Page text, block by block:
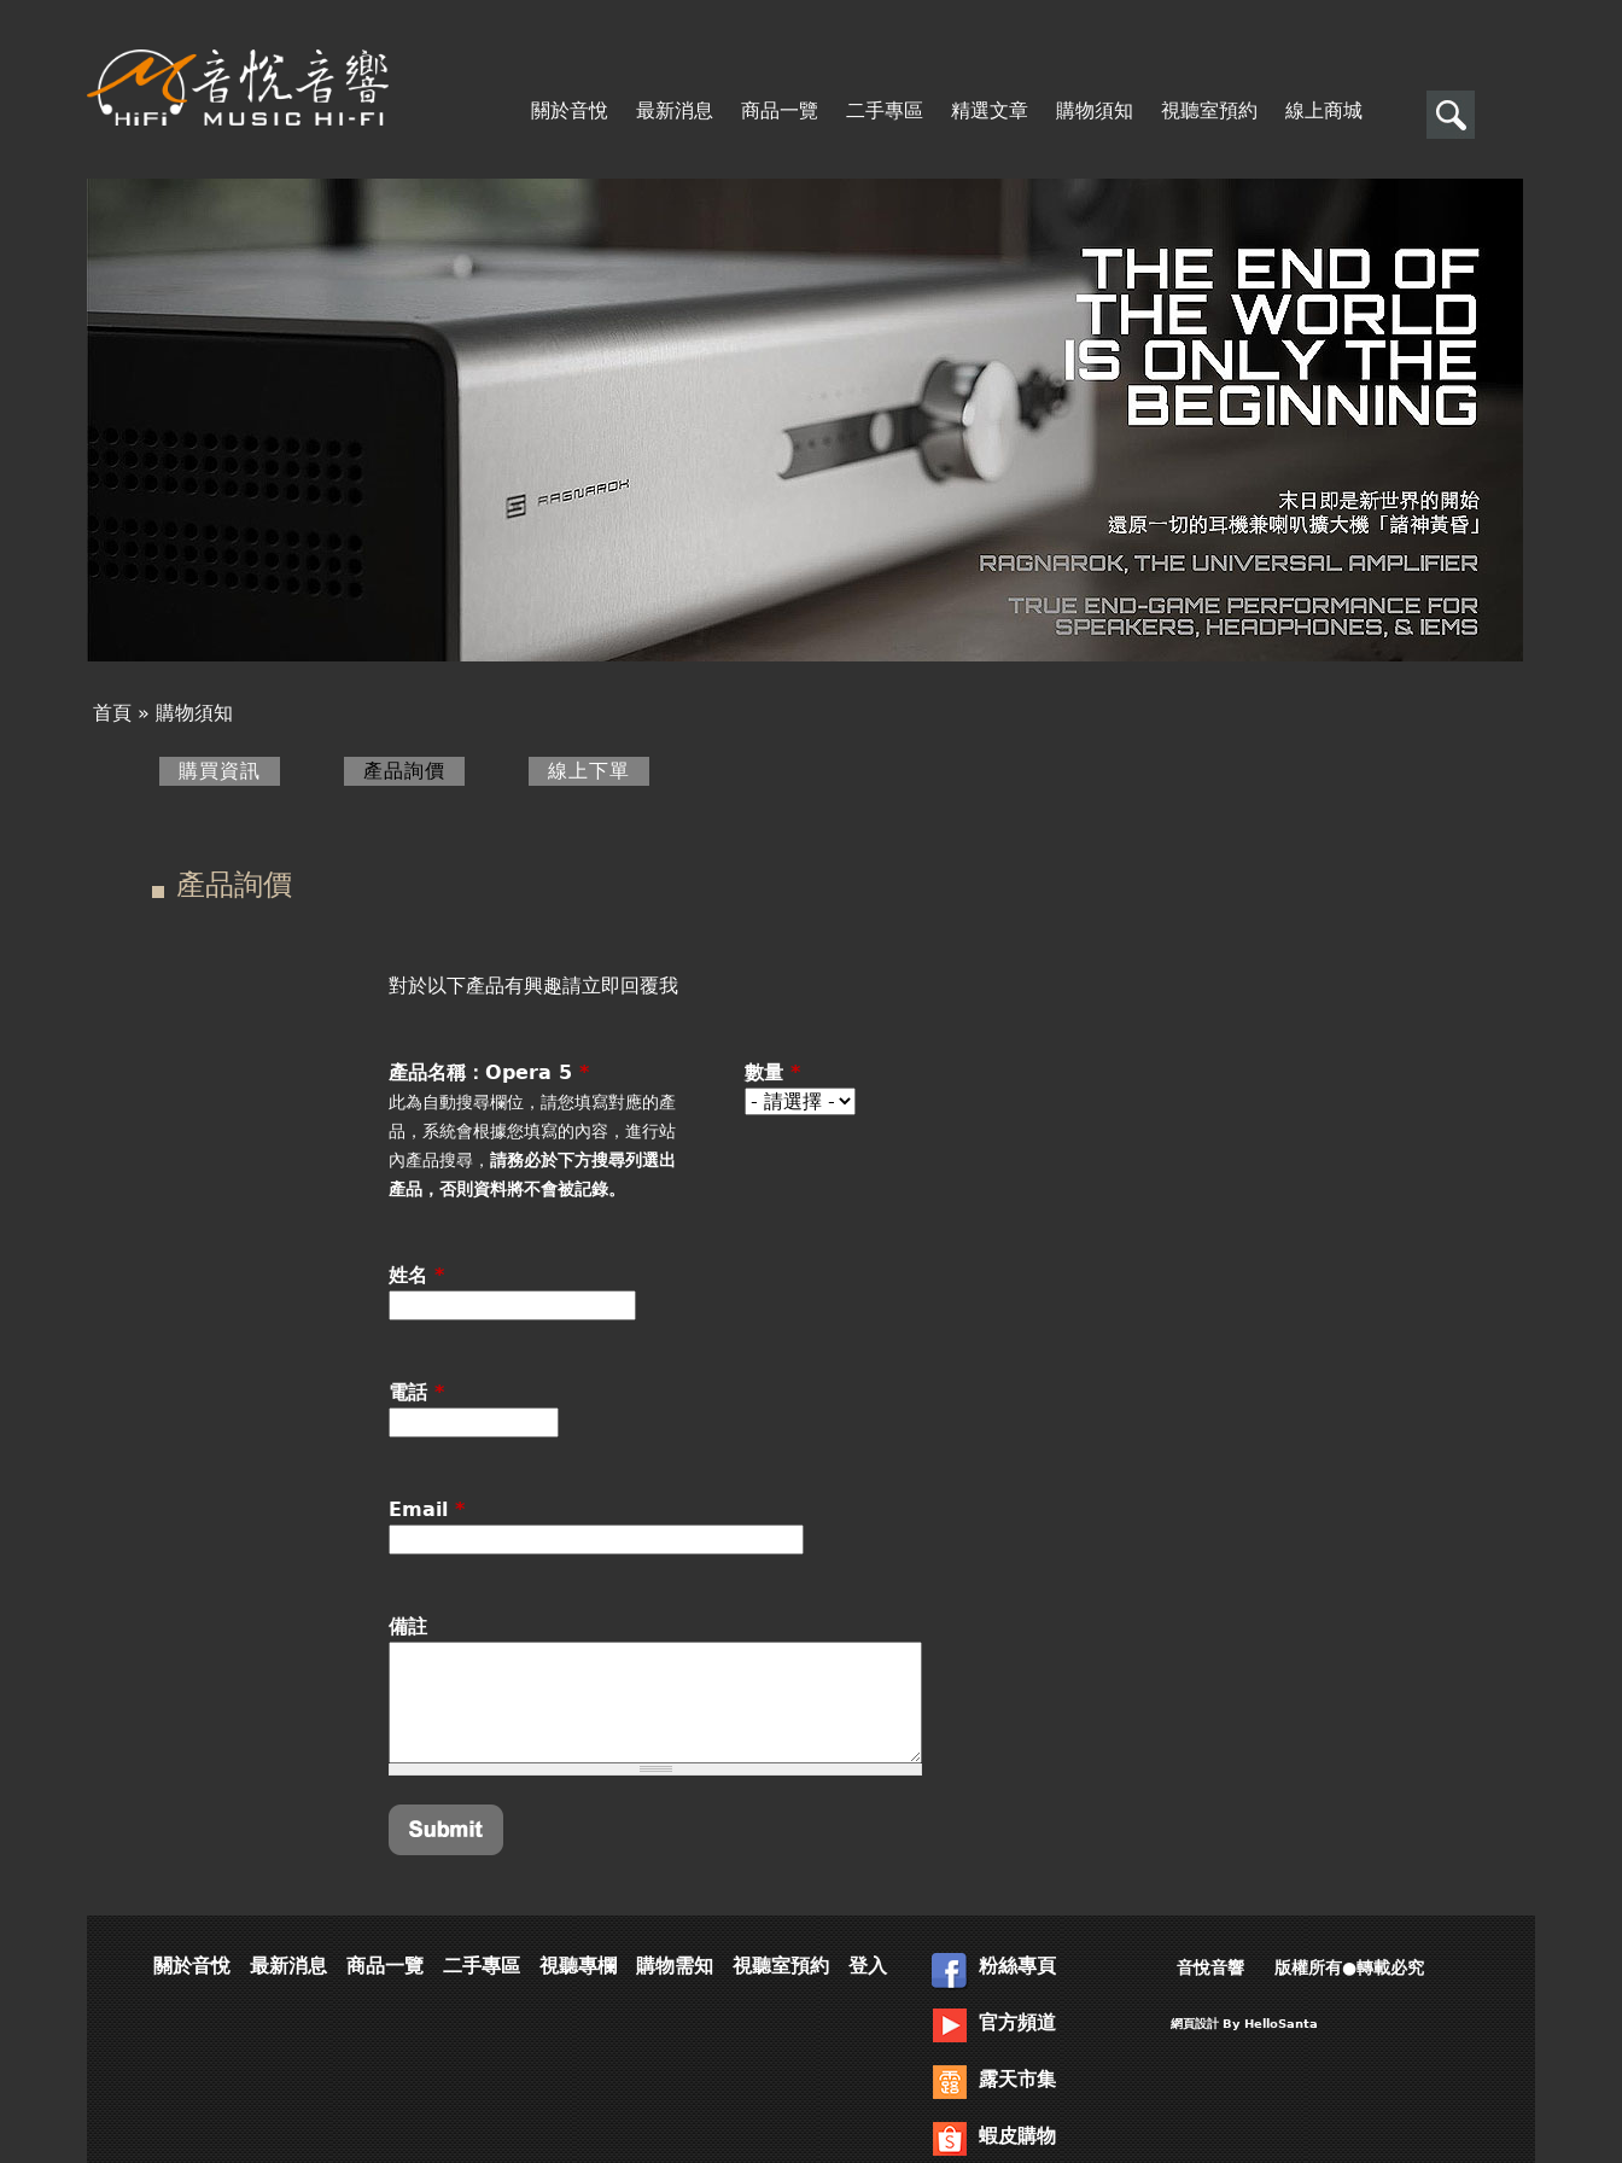
關於音悅 最新消息 商品一覽 二手專區 精選文章 購物須知 視聽室預約 線上商城
搜
表
單
搜
尋
商品一覽
二手專區
產品詢價
視聽室預約
首頁 » 購物須知
購買資訊 產品詢價 (作用中頁籤)線上下單
產品詢價
對於以下產品有興趣請立即回覆我
產品名稱：Opera 5*
此為自動搜尋欄位，請您填寫對應的產
品，系統會根據您填寫的內容，進行站
內產品搜尋，請務必於下方搜尋列選出
產品 ，否則資料將不會被記錄。
數量 *
姓名*
電話*
Email*
備註
關於音悅 最新消息 商品一覽 二手專區 視聽專欄 購物需知 視聽室預約 登入 粉絲專頁
官方頻道
露天市集
蝦皮購物
音悅音響 版權所有●轉載必究
網頁設計By HelloSanta